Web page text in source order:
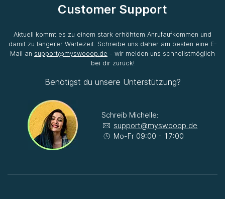
Customer Support
Aktuell kommt es zu einem stark erhöhtem Anrufaufkommen und
damit zu längerer Wartezeit. Schreibe uns daher am besten eine E-
Mail an support@myswooop.de - wir melden uns schnellstmöglich
bei dir zurück!
Benötigst du unsere Unterstützung?
Schreib Michelle:
support@myswooop.de
Mo-Fr 09:00 - 17:00